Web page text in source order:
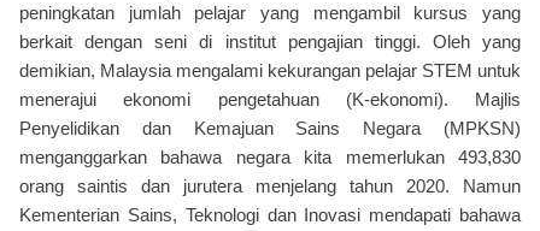
peningkatan jumlah pelajar yang mengambil kursus yang
berkait dengan seni di institut pengajian tinggi. Oleh yang
demikian, Malaysia mengalami kekurangan pelajar STEM untuk
menerajui ekonomi pengetahuan (K-ekonomi). Majlis
Penyelidikan dan Kemajuan Sains Negara (MPKSN)
menganggarkan bahawa negara kita memerlukan 493,830
orang saintis dan jurutera menjelang tahun 2020. Namun
Kementerian Sains, Teknologi dan Inovasi mendapati bahawa